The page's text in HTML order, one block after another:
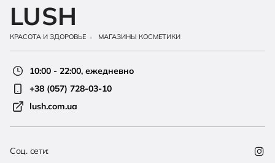
LUSH
КРАСОТА И ЗДОРОВЬЕ МАГАЗИНЫ КОСМЕТИКИ
10:00 - 22:00, ежедневно
+38 (057) 728-03-10
lush.com.ua
Соц. сети: